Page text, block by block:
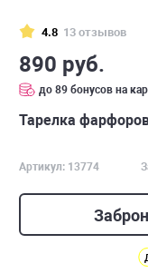
4.8 13 отзывов
890 руб.
до 89 бонусов на
Тарелка
Артикул: 13774